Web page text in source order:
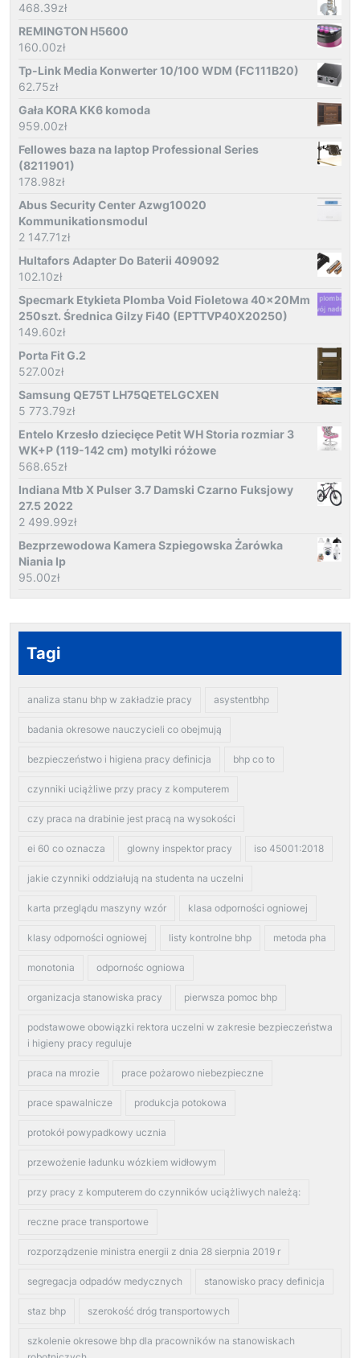
468.39zł
REMINGTON H5600
160.00zł
Tp-Link Media Konwerter 10/100 WDM (FC111B20)
62.75zł
Gała KORA KK6 komoda
959.00zł
Fellowes baza na laptop Professional Series
(8211901)
178.98zł
Abus Security Center Azwg10020
Kommunikationsmodul
2 147.71zł
Hultafors Adapter Do Baterii 409092
102.10zł
Specmark Etykieta Plomba Void Fioletowa 40x20Mm
250szt. Średnica Gilzy Fi40 (EPTTVP40X20250)
149.60zł
Porta Fit G.2
527.00zł
Samsung QE75T LH75QETELGCXEN
5 773.79zł
Entelo Krzesło dziecięce Petit WH Storia rozmiar 3
WK+P (119-142 cm) motylki różowe
568.65zł
Indiana Mtb X Pulser 3.7 Damski Czarno Fuksjowy
27.5 2022
2 499.99zł
Bezprzewodowa Kamera Szpiegowska Żarówka
Niania Ip
95.00zł
Tagi
analiza stanu bhp w zakładzie pracy asystentbhp
badania okresowe nauczycieli co obejmują
bezpieczeństwo i higiena pracy definicja bhp co to
czynniki uciążliwe przy pracy z komputerem
czy praca na drabinie jest pracą na wysokości
ei 60 co oznacza glowny inspektor pracy iso 45001:2018
jakie czynniki oddziałują na studenta na uczelni
karta przeglądu maszyny wzór klasa odporności ogniowej
klasy odporności ogniowej listy kontrolne bhp metoda pha
monotonia odpornośc ogniowa
organizacja stanowiska pracy pierwsza pomoc bhp
podstawowe obowiązki rektora uczelni w zakresie bezpieczeństwa
i higieny pracy reguluje
praca na mrozie prace pożarowo niebezpieczne
prace spawalnicze produkcja potokowa
protokół powypadkowy ucznia
przewożenie ładunku wózkiem widłowym
przy pracy z komputerem do czynników uciążliwych należą:
reczne prace transportowe
rozporządzenie ministra energii z dnia 28 sierpnia 2019 r
segregacja odpadów medycznych stanowisko pracy definicja
staz bhp szerokość dróg transportowych
szkolenie okresowe bhp dla pracowników na stanowiskach